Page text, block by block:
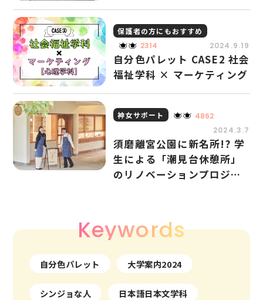
保護者の方にもおすすめ
2314
2024.9.19
自分色パレット CASE2 社会
福祉学科 × マーケティング
神女サポート
4862
2024.3.7
須磨離宮公園に新名所!? 学
生による「潮見台休憩所」
のリノベーションプロジェ
Keywords
自分色パレット 大学案内2024
シンジョな人 日本語日本文学科